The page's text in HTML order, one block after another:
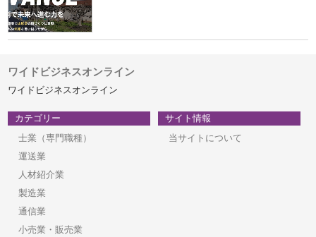
ワイドビジネスオンライン
ワイドビジネスオンライン
カテゴリー
士業（専門職種）
運送業
人材紹介業
製造業
通信業
小売業・販売業
サイト情報
当サイトについて